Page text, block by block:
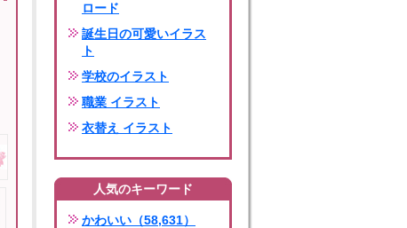
ロード
誕生日の可愛いイラス
ト
学校のイラスト
職業 イラスト
衣替え イラスト
人気のキーワード
かわいい（58,631）